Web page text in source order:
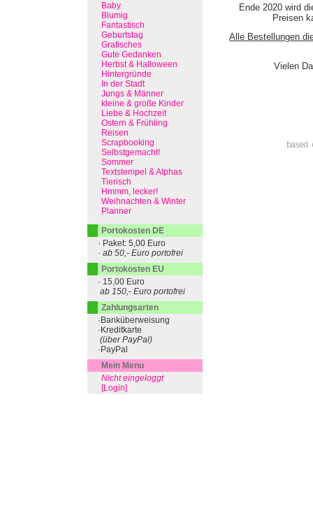
Ende 2020 wird
Preisen
Alle Bestellungen
Vielen
Baby
Blumig
Fantastisch
Geburtstag
Grafisches
Gute Gedanken
Herbst & Halloween
Hintergründe
In der Stadt
Jungs & Männer
kleine & große Kinder
Liebe & Hochzeit
Ostern & Frühling
Reisen
Scrapbooking
Selbstgemacht!
Sommer
Textstempel & Alphas
Tierisch
Hmmm, lecker!
Weihnachten & Winter
Planner
Portokosten DE
· Paket: 5,00 Euro
· ab 50,- Euro portofrei
Portokosten EU
· 15,00 Euro
ab 150,- Euro portofrei
Zahlungsarten
·Banküberweisung
·Kreditkarte
(über PayPal)
·PayPal
Mein Menu
Nicht eingeloggt
[Login]